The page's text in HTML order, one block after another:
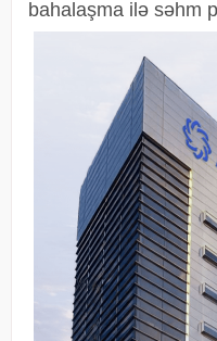
bahalaşma ilə səhm